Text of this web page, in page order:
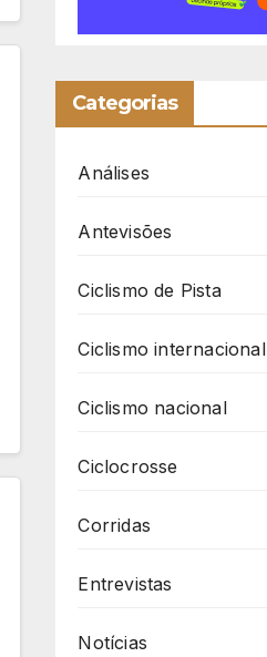
Categorias
Análises
Antevisões
Ciclismo de Pista
Ciclismo internacional
Ciclismo nacional
Ciclocrosse
Corridas
Entrevistas
Notícias